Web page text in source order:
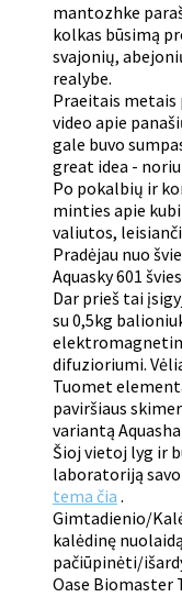
mantozhke
kolkas būsimą
svajonių,
realybe.
Praeitais metais
video apie
gale buvo
great idea -
Po pokalbių ir
minties apie
valiutos,
Pradėjau nuo
Aquasky 601
Dar prieš tai
su 0,5kg
difuzioriumi.
Tuomet
paviršiaus
variantą
Šioj vietoj lyg ir
laboratoriją
tema čia .
Gimtadienio/
kalėdinę
pačiūpinėti/
Oase Biomaster